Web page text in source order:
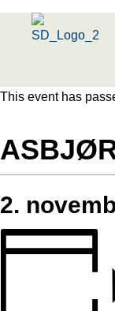
This event has
2.